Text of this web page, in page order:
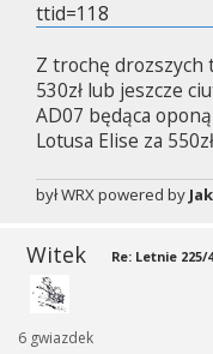
ttid=118
Z trochę drozszych
530zł lub jeszcze
AD07 będąca
Lotusa Elise za 550zł
był WRX powered by
Witek
6 gwiazdek
Re: Letnie 225/